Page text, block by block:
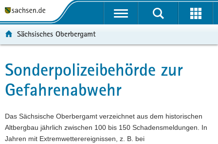
t
ü
b
e
g
r
e
t
n
a
v
g
a
t
p
n
h
a
t
t
-
B
e
e
i
c
Sächsisches Oberbergamt
Hauptinhalt
Sonderpolizeibehörde zur
Gefahrenabwehr
Das Sächsische Oberbergamt verzeichnet aus dem historischen
Altbergbau jährlich zwischen 100 bis 150 Schadensmeldungen. In
Jahren mit Extremwetterereignissen, z. B. bei